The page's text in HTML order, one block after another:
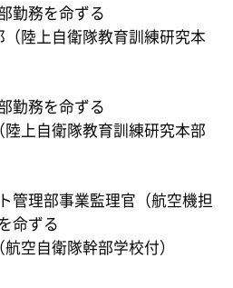
勤務を命ずる
上自衛隊教育訓練研究本
勤務を命ずる
上自衛隊教育訓練研究本部
管理部事業監理官（航空機担
命ずる
空自衛隊幹部学校付）